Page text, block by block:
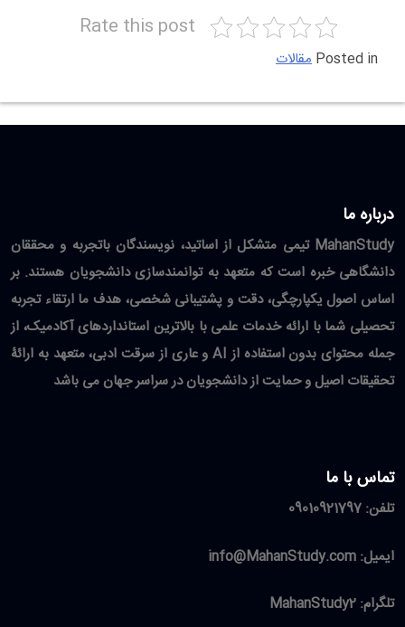
Rate this post
Posted in مقالات
درباره ما
MahanStudy تیمی متشکل از اساتید، نویسندگان باتجربه و محققان
دانشگاهی خبره است که متعهد به توانمندسازی دانشجویان هستند. بر
اساس اصول یکپارچگی، دقت و پشتیبانی شخصی، هدف ما ارتقاء تجربه
تحصیلی شما با ارائه خدمات علمی با بالاترین استانداردهای آکادمیک، از
جمله محتوای بدون استفاده از AI و عاری از سرقت ادبی، متعهد به ارائۀ
تحقیقات اصیل و حمایت از دانشجویان در سراسر جهان می باشد
تماس با ما
تلفن: 09010921797
ایمیل: info@MahanStudy.com
تلگرام: MahanStudy2